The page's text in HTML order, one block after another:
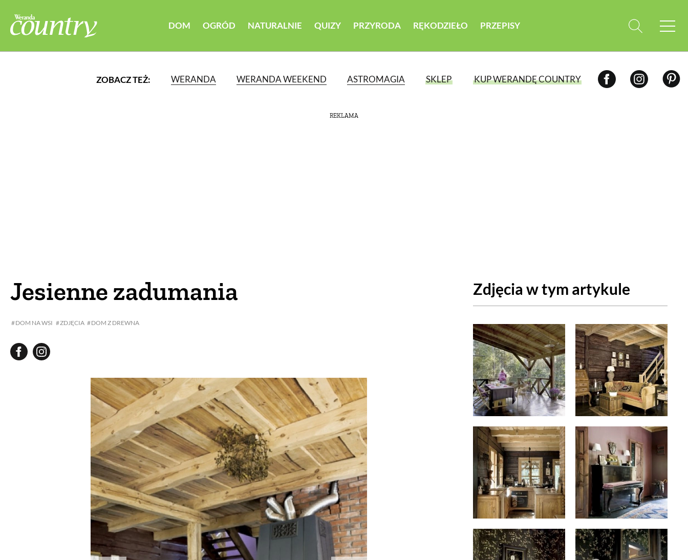
DOM OGRÓD NATURALNIE QUIZY PRZYRODA RĘKODZIEŁO PRZEPISY
ZOBACZ TEŻ: WERANDA WERANDA WEEKEND ASTROMAGIA SKLEP KUP WERANDĘ COUNTRY
REKLAMA
Jesienne zadumania
DOM NA WSI ZDJĘCIA DOM Z DREWNA
Zdjęcia w tym artykule
PROJEKTOWANIE OGRODU NATURALNA APTECZKA
ZWIERZĘTA DOMOWE
RĘKODZIEŁO RZEMIOSŁO
ZWYCZAJE ZRÓB TO SAM PRZEPISY PRZYSTAWKI ZUPY
DANIA GŁÓWNE CIASTA I DESERY PRZETWORY INNE